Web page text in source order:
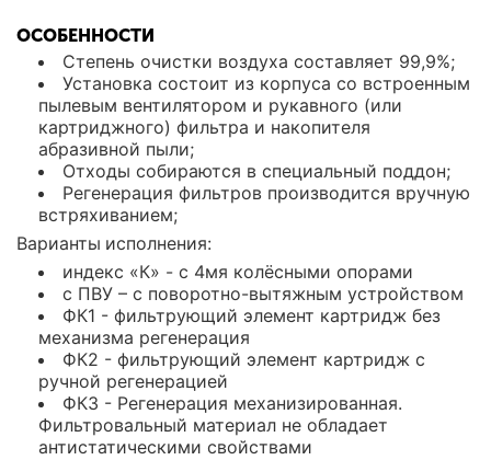
ОСОБЕННОСТИ
Степень очистки воздуха составляет 99,9%;
Установка состоит из корпуса со встроенным
пылевым вентилятором и рукавного (или
картриджного) фильтра и накопителя
абразивной пыли;
Отходы собираются в специальный поддон;
Регенерация фильтров производится вручную
встряхиванием;
Варианты исполнения:
индекс «К» - с 4мя колёсными опорами
с ПВУ – с поворотно-вытяжным устройством
ФК1 - фильтрующий элемент картридж без
механизма регенерация
ФК2 - фильтрующий элемент картридж с
ручной регенерацией
ФК3 - Регенерация механизированная.
Фильтровальный материал не обладает
антистатическими свойствами